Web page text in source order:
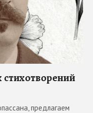
предлагаем